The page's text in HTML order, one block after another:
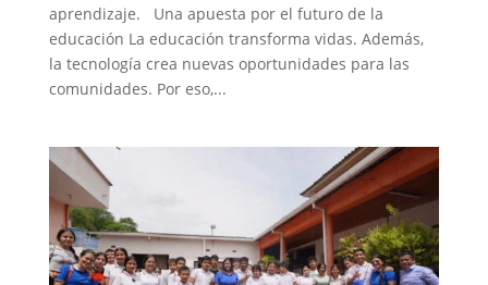
aprendizaje. Una apuesta por el futuro de la
educación La educación transforma vidas. Además,
la tecnología crea nuevas oportunidades para las
comunidades. Por eso,...